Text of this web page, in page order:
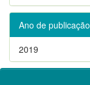
Ano de publicação
2019